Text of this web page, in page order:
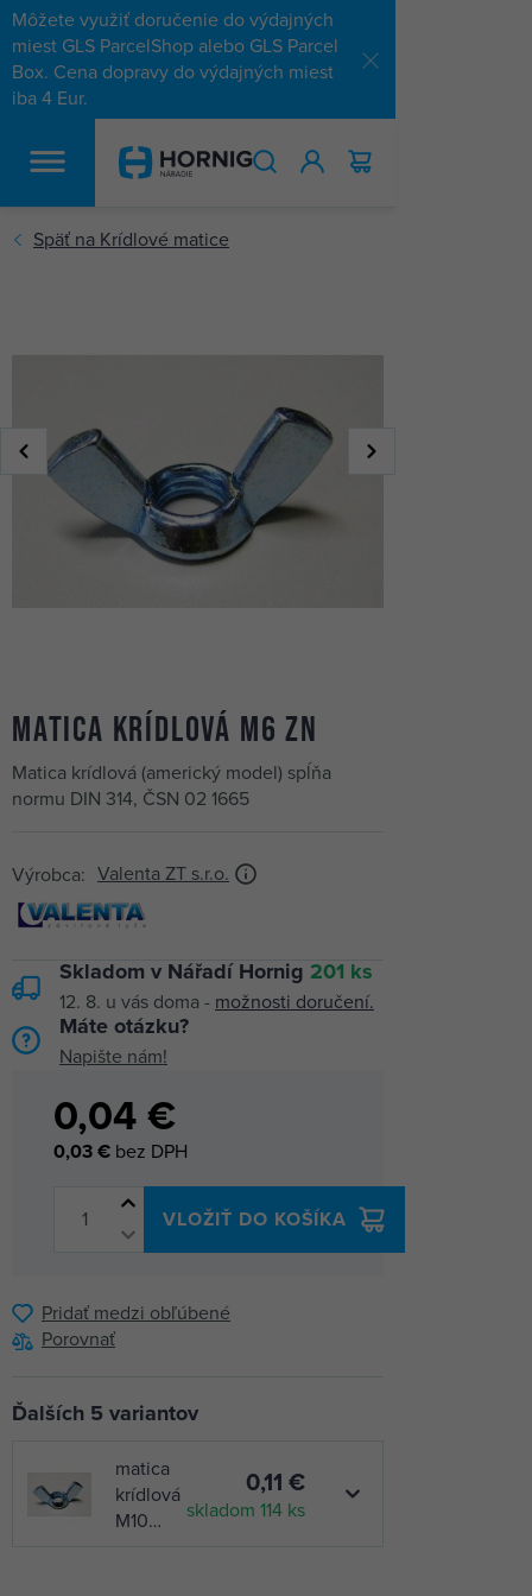
Môžete využiť doručenie do výdajných
miest GLS ParcelShop alebo GLS Parcel
Box. Cena dopravy do výdajných miest
iba 4 Eur.
HĽADAŤ
matica krídlová M6 Zn
Matica krídlová (americký model) spĺňa
normu DIN 314, ČSN 02 1665
Výrobca: Valenta ZT s.r.o.
Skladom v Nářadí Hornig 201 ks
12. 8. u vás doma - možnosti doručení.
Máte otázku?
Napište nám!
0,04 €
0,03 € bez DPH
VLOŽIŤ DO KOŠÍKA
Pridať medzi obľúbené
Porovnať
Ďalších 5 variantov
matica
krídlová
M10
0,11 €
skladom 114 ks